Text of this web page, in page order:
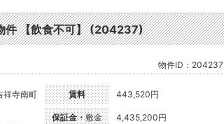
件 【飲食不可】 (204237)
物件ID：204237
祥寺南町
賃料 443,520円
保証金・敷金 4,435,200円